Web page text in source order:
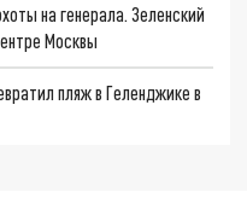
на генерала. Зеленский
Москвы
пляж в Геленджике в